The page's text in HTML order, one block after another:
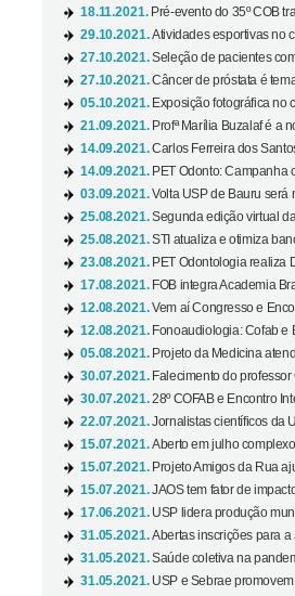
18.11.2021. Pré-evento do 35º COB
29.10.2021.Atividades esportivas no
27.10.2021.Seleção de pacientes
27.10.2021.Câncer de próstata é
05.10.2021. Exposição fotográfica no
21.09.2021. Profª Marília Buzalaf é a
14.09.2021.Carlos Ferreira dos
14.09.2021. PET Odonto: Campanha
03.09.2021.Volta USP de Bauru será
25.08.2021.Segunda edição virtual
25.08.2021.STI atualiza e otimiza
23.08.2021. PET Odontologia realiza
17.08.2021. FOB integra Academia
12.08.2021.Vem aí Congresso e
12.08.2021. Fonoaudiologia: Cofab e
05.08.2021. Projeto da Medicina
30.07.2021. Falecimento do
30.07.2021.28º COFAB e Encontro
22.07.2021.Jornalistas científicos da
15.07.2021.Aberto em julho
15.07.2021. Projeto Amigos da Rua
15.07.2021.JAOS tem fator de
17.06.2021. USP lidera produção
31.05.2021.Abertas inscrições para
31.05.2021.Saúde coletiva na
31.05.2021. USP e Sebrae